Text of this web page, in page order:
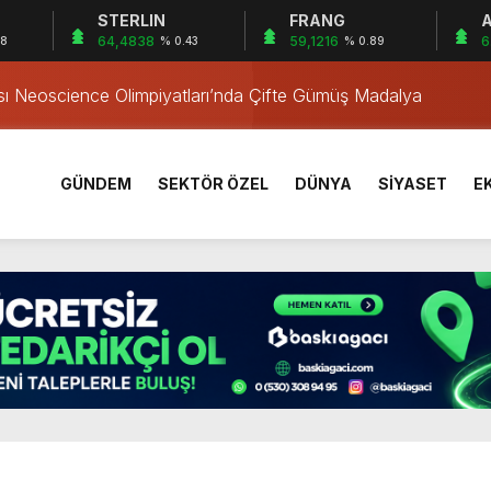
STERLIN
64,4838 % 0.43
FRANG
59,1216 % 0.89
Gerçekleşti
Neoscience Olimpiyatları’nda Çifte Gümüş Madalya
Çarptı: Sürücü Tutuklandı
Öğrencilerinden ABD’de Tarihi Başarı: 6 Öğrenci 14 Madalya
desteği hesaplara yatırıldı
Bulundu
Yaşındaki M.A.D. Yaşadıklarını Anlattı
İçinde Darp
Gerçekleşti
Neoscience Olimpiyatları’nda Çifte Gümüş Madalya
GÜNDEM SEKTÖR ÖZEL DÜNYA SİYASET